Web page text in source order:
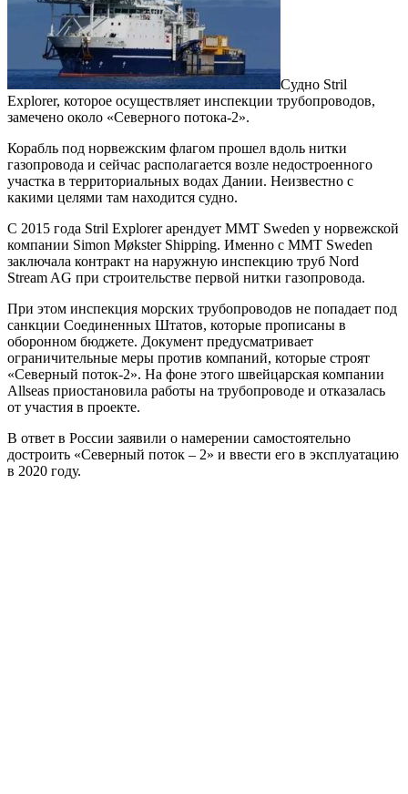
Судно Stril
Explorer, которое осуществляет инспекции трубопроводов,
замечено около «Северного потока-2».
Корабль под норвежским флагом прошел вдоль нитки
газопровода и сейчас располагается возле недостроенного
участка в территориальных водах Дании. Неизвестно с
какими целями там находится судно.
С 2015 года Stril Explorer арендует MMT Sweden у норвежской
компании Simon Møkster Shipping. Именно с MMT Sweden
заключала контракт на наружную инспекцию труб Nord
Stream AG при строительстве первой нитки газопровода.
При этом инспекция морских трубопроводов не попадает под
санкции Соединенных Штатов, которые прописаны в
оборонном бюджете. Документ предусматривает
ограничительные меры против компаний, которые строят
«Северный поток-2». На фоне этого швейцарская компании
Allseas приостановила работы на трубопроводе и отказалась
от участия в проекте.
В ответ в России заявили о намерении самостоятельно
достроить «Северный поток – 2» и ввести его в эксплуатацию
в 2020 году.